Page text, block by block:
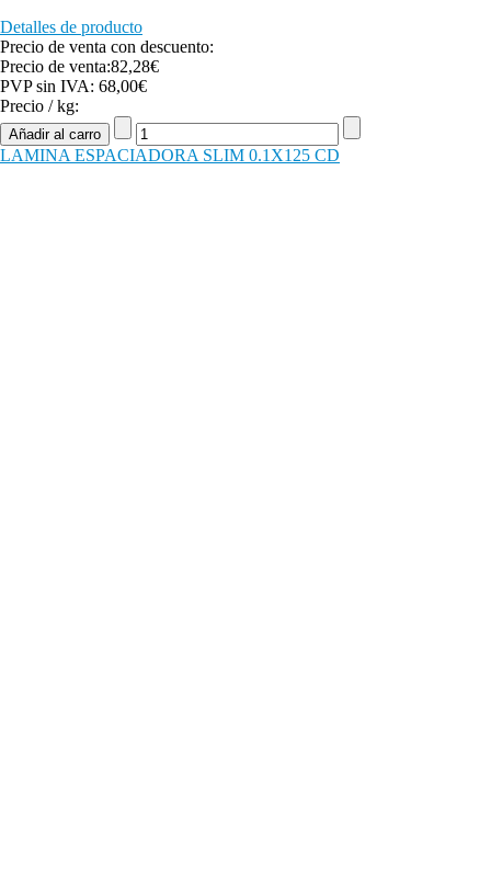
Detalles de producto
Precio de venta con descuento:
Precio de venta:82,28€
PVP sin IVA: 68,00€
Precio / kg:
LAMINA ESPACIADORA SLIM 0.1X125 CD